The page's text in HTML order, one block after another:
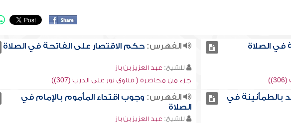
في الصلاة الفهرس: حكم الاقتصار على الفاتحة في الصلاة
للشيخ: عبد العزيز بن باز
جزء من محاضرة ( فتاوى نور على الدرب (307))
بالطمأنينة في
الفهرس: وجوب اقتداء المأموم بالإمام في
الصلاة
للشيخ: عبد العزيز بن باز